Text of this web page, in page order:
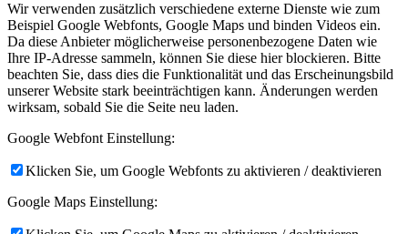
Wir verwenden zusätzlich verschiedene externe Dienste wie zum
Beispiel Google Webfonts, Google Maps und binden Videos ein.
Da diese Anbieter möglicherweise personenbezogene Daten wie
Ihre IP-Adresse sammeln, können Sie diese hier blockieren. Bitte
beachten Sie, dass dies die Funktionalität und das Erscheinungsbild
unserer Website stark beeinträchtigen kann. Änderungen werden
wirksam, sobald Sie die Seite neu laden.
Google Webfont Einstellung:
Klicken Sie, um Google Webfonts zu aktivieren / deaktivieren
Google Maps Einstellung: